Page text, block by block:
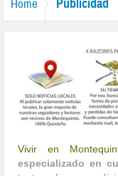
Home Publicidad
Vivir en
especializado en